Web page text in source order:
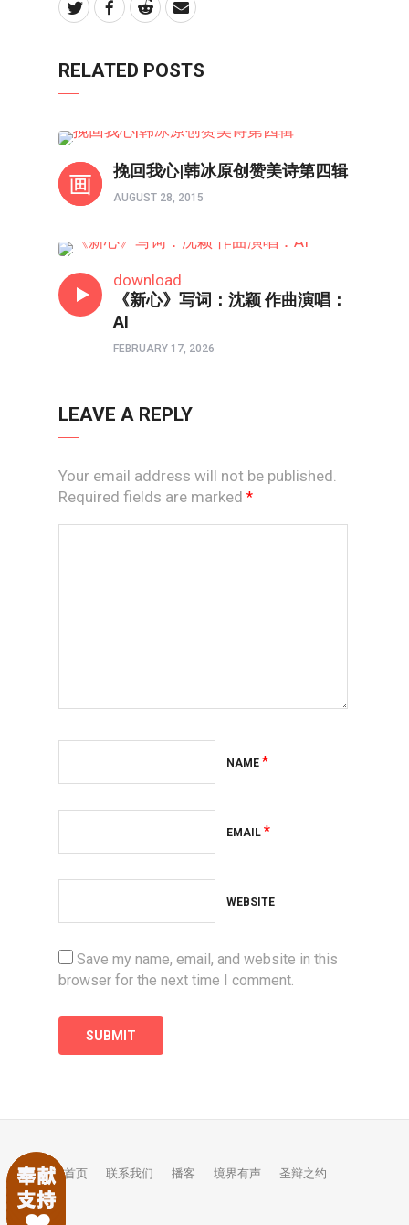
RELATED POSTS
挽回我心|韩冰原创赞美诗第四辑
AUGUST 28, 2015
download
《新心》写词：沈颖 作曲演唱：
AI
FEBRUARY 17, 2026
LEAVE A REPLY
Your email address will not be published.
Required fields are marked *
NAME *
EMAIL *
WEBSITE
Save my name, email, and website in this
browser for the next time I comment.
首页 联系我们 播客 境界有声 圣辩之约